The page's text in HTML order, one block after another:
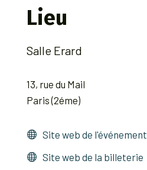
Lieu
Salle Erard
13, rue du Mail
Paris (2éme)
Site web de l'événement
Site web de la billeterie